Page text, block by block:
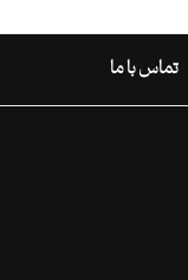
تماس با ما